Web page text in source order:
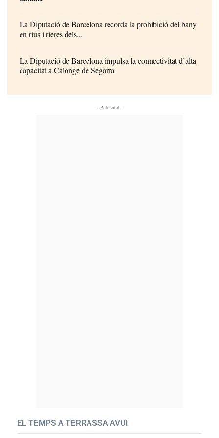
La Diputació de Barcelona recorda la prohibició del bany
en rius i rieres dels...
La Diputació de Barcelona impulsa la connectivitat d’alta
capacitat a Calonge de Segarra
- Publicitat -
EL TEMPS A TERRASSA AVUI